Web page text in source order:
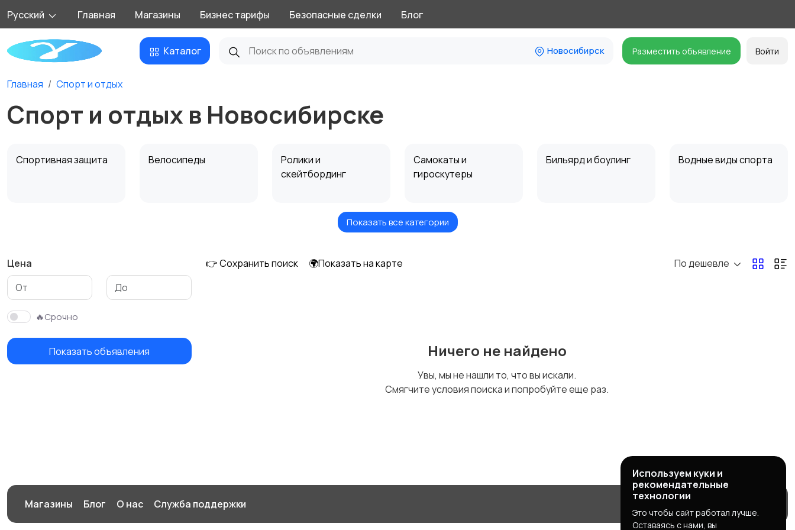
Русский Главная Магазины Бизнес тарифы Безопасные сделки Блог
Каталог Новосибирск Разместить объявление Войти
Главная Спорт и отдых
Спорт и отдых в Новосибирске
Спортивная защита Велосипеды
Ролики и
скейтбординг
Самокаты и
гироскутеры
Бильярд и боулинг Водные виды спорта
Игры с мячом Охота и рыбалка
Тренажеры и фитнес Спортивное питание
Показать все категории
Цена
🔥Срочно
Показать объявления
👉 Сохранить поиск 🌍Показать на карте По дешевле
Ничего не найдено
Увы, мы не нашли то, что вы искали.
Смягчите условия поиска и попробуйте еще раз.
Магазины Блог О нас Служба поддержки
Используем куки и
рекомендательные
технологии
Это чтобы сайт работал лучше.
Оставаясь с нами, вы